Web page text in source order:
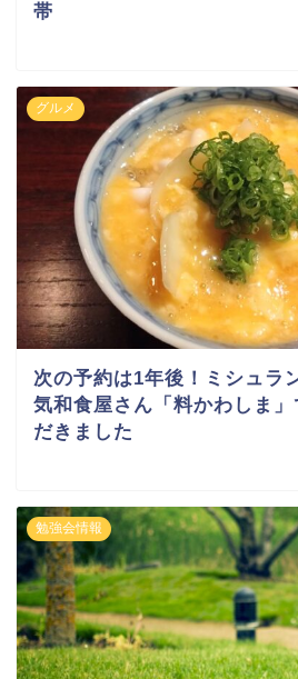
帯
グルメ
次の予約は1年後！ミシュラ
気和食屋さん「料かわしま
だきました
勉強会情報